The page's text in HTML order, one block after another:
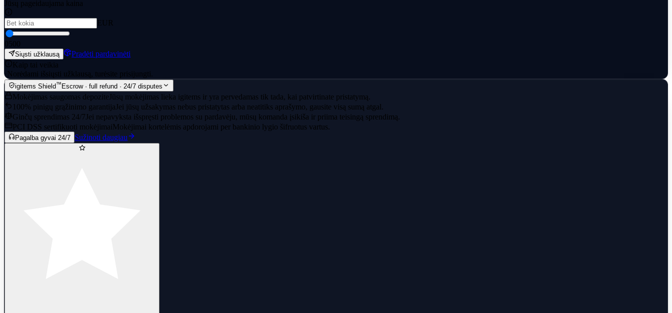
Jūsų pageidaujama kaina
EUR
0500
Siųsti užklausą
Pradėti pardavinėti
Kaip tai veikia
· Norėdami išsiųsti užklausą, turėsite prisijungti.
igitems Shield™ Escrow · full refund · 24/7 disputes
Mokėjimas saugomas depoziteJūsų mokėjimas lieka igitems ir yra pervedamas tik tada, kai patvirtinate pristatymą.
100% pinigų grąžinimo garantijaJei jūsų užsakymas nebus pristatytas arba neatitiks aprašymo, gausite visą sumą atgal.
Ginčų sprendimas 24/7Jei nepavyksta išspręsti problemos su pardavėju, mūsų komanda įsikiša ir priima teisingą sprendimą.
PCI DSS sertifikuoti mokėjimai Mokėjimai kortelėmis apdorojami per bankinio lygio šifruotus vartus.
Pagalba gyvai 24/7 Sužinoti daugiau